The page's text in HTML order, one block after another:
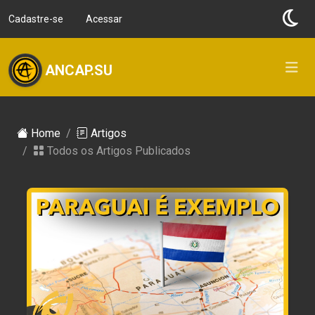
Cadastre-se Acessar
ANCAP.SU
Home
Artigos
Todos os Artigos Publicados